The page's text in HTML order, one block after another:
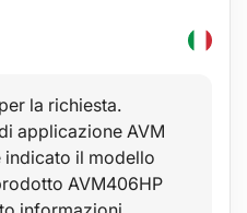
CAR KIDS COVER
cm
in PVC
la richiesta.
applicazione AVM
il modello
AVM406HP